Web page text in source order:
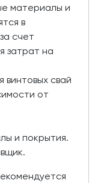
материалы и
в
счет
затрат на
винтовых свай
от
и покрытия.